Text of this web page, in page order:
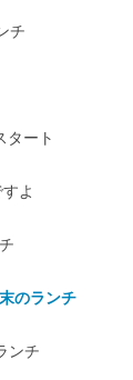
チ
タート
よ
のランチ
ンチ